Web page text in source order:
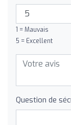
1 = Mauvais
5 = Excellent
Question de